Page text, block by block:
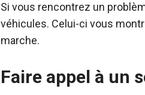
Si vous rencontrez un
véhicules. Celui-ci vous
marche.
Faire appel à un